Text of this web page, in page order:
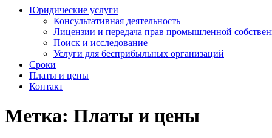
Юридические услуги
Консультативная деятельность
Лицензии и передача прав промышленной
Поиск и исследование
Услуги для беcприбыльных организаций
Сроки
Платы и цены
Контакт
Метка: Платы и цены